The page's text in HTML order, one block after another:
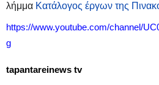
λήμμα Κατάλογος έργων της
https://www.youtube.com/channel/UC
g
tapantareinews tv